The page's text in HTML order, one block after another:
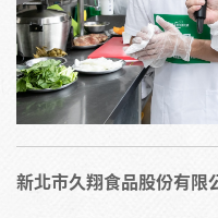
新北市久翔食品股份有限